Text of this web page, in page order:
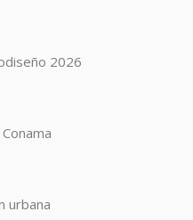
2026
urbana